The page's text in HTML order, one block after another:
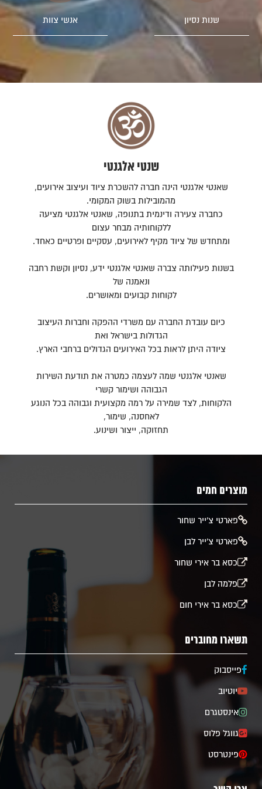
שנות נסיון אנשי צוות
שנטי אלגנטי
שאנטי אלגנטי הינה חברה להשכרת ציוד ועיצוב אירועים,
מהמובילות בשוק המקומי.
כחברה צעירה ודינמית בתנופה, שאנטי אלגנטי מציעה
ללקוחותיה מבחר עצום
ומתחדש של ציוד מקיף לאירועים, עסקיים ופרטיים כאחד.
בשנות פעילותה צברה שאנטי אלגנטי ידע, נסיון וקשת רחבה
ונאמנה של
לקוחות קבועים ומאושרים.
כיום עובדת החברה עם משרדי ההפקה וחברות העיצוב
הגדולות בישראל ואת
ציודה היתן לראות בכל האירועים הגדולים ברחבי הארץ.
שאנטי אלגנטי שמה לעצמה כמטרה את תודעת השירות
הגבוהה ושימור קשרי
הלקוחות, לצד שמירה על רמה מקצועית וגבוהה בכל הנוגע
לאחסנה, שימור,
תחזוקה, ייצור ושינוע.
מוצרים חמים
​פארטי צ'ייר שחור
פארטי צ'ייר לבן
כסא בר אירי שחור
פלמה לבן
כסא בר אירי חום
תשארו מחוברים
פייסבוק
יוטיוב
אינסטגרם
גווגל פלוס
פינטרסט